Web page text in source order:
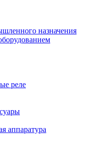
назначения
реле
аппаратура